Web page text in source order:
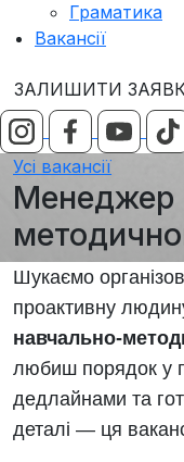
Граматика
Вакансії
ЗАЛИШИТИ
Усі вакансії
Менеджер
Шукаємо
проактивну
навчально-
любиш порядок у
дедлайнами та
деталі — ця